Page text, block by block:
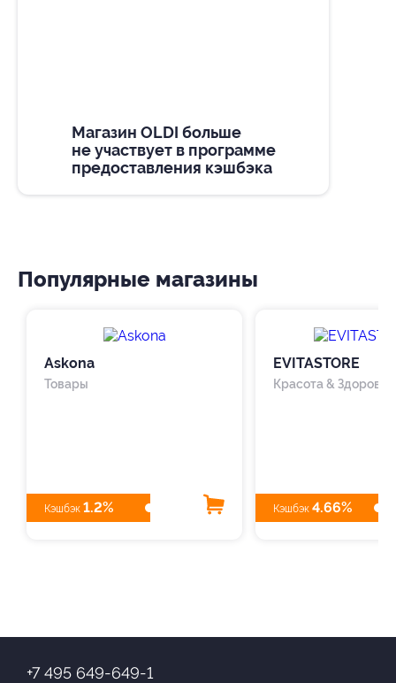
Магазин OLDI больше
не участвует в программе
предоставления кэшбэка
Популярные магазины
Askona
Товары
Кэшбэк 1.2%
EVITASTORE
Красота & Здоровье
Кэшбэк 4.66%
+7 495 649-649-1